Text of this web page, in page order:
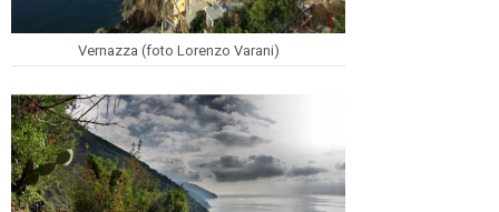
Vernazza (foto Lorenzo Varani)